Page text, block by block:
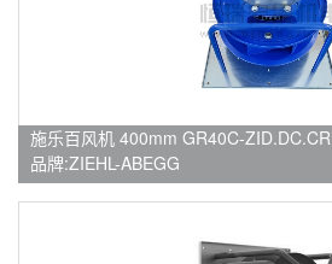
施乐百风机 400mm GR40C-ZID.DC.CR
品牌:ZIEHL-ABEGG